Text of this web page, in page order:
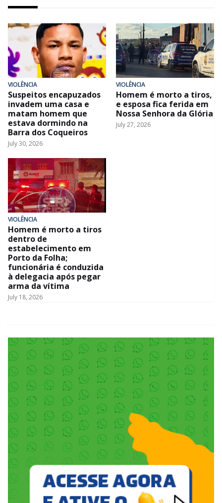
VIOLÊNCIA
Suspeitos encapuzados
invadem uma casa e
matam homem que
estava dormindo na
Barra dos Coqueiros
July 30, 2026
VIOLÊNCIA
Homem é morto a tiros,
e esposa fica ferida em
Nossa Senhora da Glória
July 27, 2026
VIOLÊNCIA
Homem é morto a tiros
dentro de
estabelecimento em
Porto da Folha;
funcionária é conduzida
à delegacia após pegar
arma da vítima
July 18, 2026